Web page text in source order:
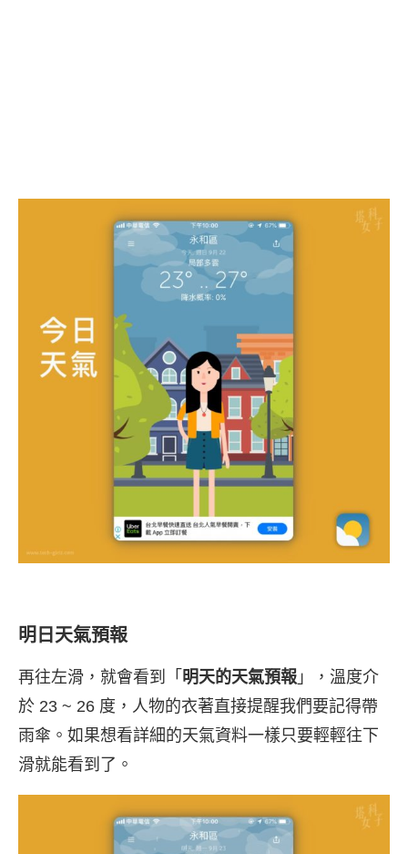
明日天氣預報
再往左滑，就會看到「 明天的天氣預報 」，溫度介
於 23 ~ 26 度，人物的衣著直接提醒我們要記得帶
雨傘。如果想看詳細的天氣資料一樣只要輕輕往下
滑就能看到了。